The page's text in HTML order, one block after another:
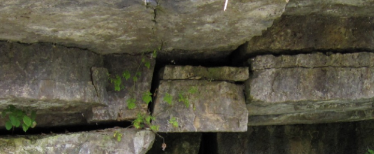
Grundwasser-Wissen
Über uns
Studium & Beruf